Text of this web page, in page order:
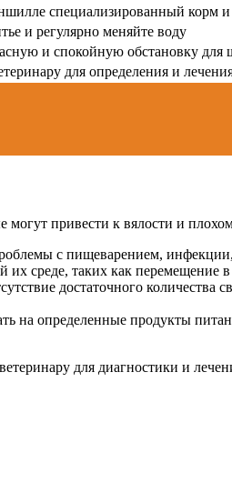
специализированный корм
и регулярно меняйте воду
и спокойную обстановку
для определения и
привести к вялости и
с пищеварением,
среде, таких как перемещение
достаточного
на определенные продукты
для диагностики и